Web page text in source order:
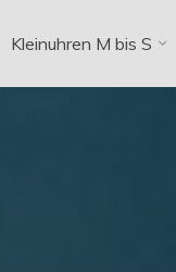
Kleinuhren M bis S